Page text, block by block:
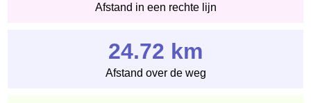
Afstand in een rechte lijn
24.72 km
Afstand over de weg